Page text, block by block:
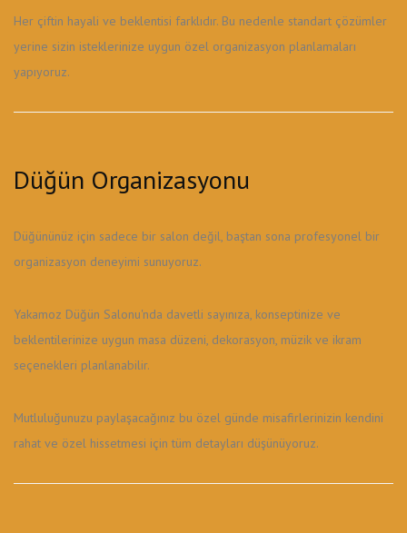
Her çiftin hayali ve beklentisi farklıdır. Bu nedenle standart çözümler
yerine sizin isteklerinize uygun özel organizasyon planlamaları
yapıyoruz.
Düğün Organizasyonu
Düğününüz için sadece bir salon değil, baştan sona profesyonel bir
organizasyon deneyimi sunuyoruz.
Yakamoz Düğün Salonu'nda davetli sayınıza, konseptinize ve
beklentilerinize uygun masa düzeni, dekorasyon, müzik ve ikram
seçenekleri planlanabilir.
Mutluluğunuzu paylaşacağınız bu özel günde misafirlerinizin kendini
rahat ve özel hissetmesi için tüm detayları düşünüyoruz.